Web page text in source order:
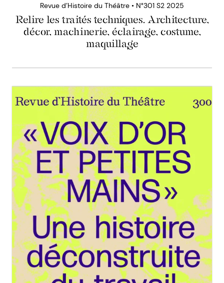
Revue d’Histoire du Théâtre • N°301 S2 2025
Relire les traités techniques. Architecture,
décor, machinerie, éclairage, costume,
maquillage